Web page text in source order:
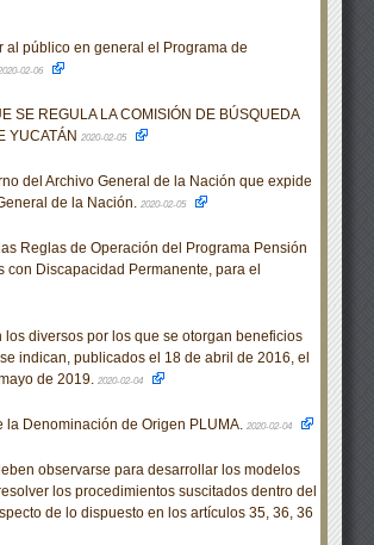
al público en general el Programa de
02-06
SE REGULA LA COMISIÓN DE BÚSQUEDA
YUCATÁN 2020-02-05
del Archivo General de la Nación que expide
de la Nación. 2020-02-05
Reglas de Operación del Programa Pensión
Discapacidad Permanente, para el
los diversos por los que se otorgan beneficios
indican, publicados el 18 de abril de 2016, el
de 2019. 2020-02-04
la Denominación de Origen PLUMA. 2020-02-04
observarse para desarrollar los modelos
los procedimientos suscitados dentro del
de lo dispuesto en los artículos 35, 36, 36